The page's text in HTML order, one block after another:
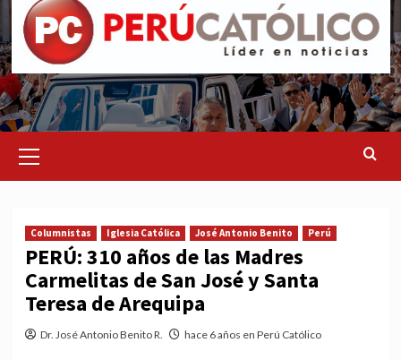
Menu
Columnistas Iglesia Católica José Antonio Benito Perú
PERÚ: 310 años de las Madres
Carmelitas de San José y Santa
Teresa de Arequipa
Dr. José Antonio Benito R. hace 6 años en Perú Católico